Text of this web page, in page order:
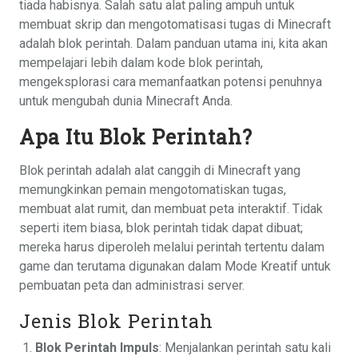
tiada habisnya. Salah satu alat paling ampuh untuk
membuat skrip dan mengotomatisasi tugas di Minecraft
adalah blok perintah. Dalam panduan utama ini, kita akan
mempelajari lebih dalam kode blok perintah,
mengeksplorasi cara memanfaatkan potensi penuhnya
untuk mengubah dunia Minecraft Anda.
Apa Itu Blok Perintah?
Blok perintah adalah alat canggih di Minecraft yang
memungkinkan pemain mengotomatiskan tugas,
membuat alat rumit, dan membuat peta interaktif. Tidak
seperti item biasa, blok perintah tidak dapat dibuat;
mereka harus diperoleh melalui perintah tertentu dalam
game dan terutama digunakan dalam Mode Kreatif untuk
pembuatan peta dan administrasi server.
Jenis Blok Perintah
Blok Perintah Impuls: Menjalankan perintah satu kali